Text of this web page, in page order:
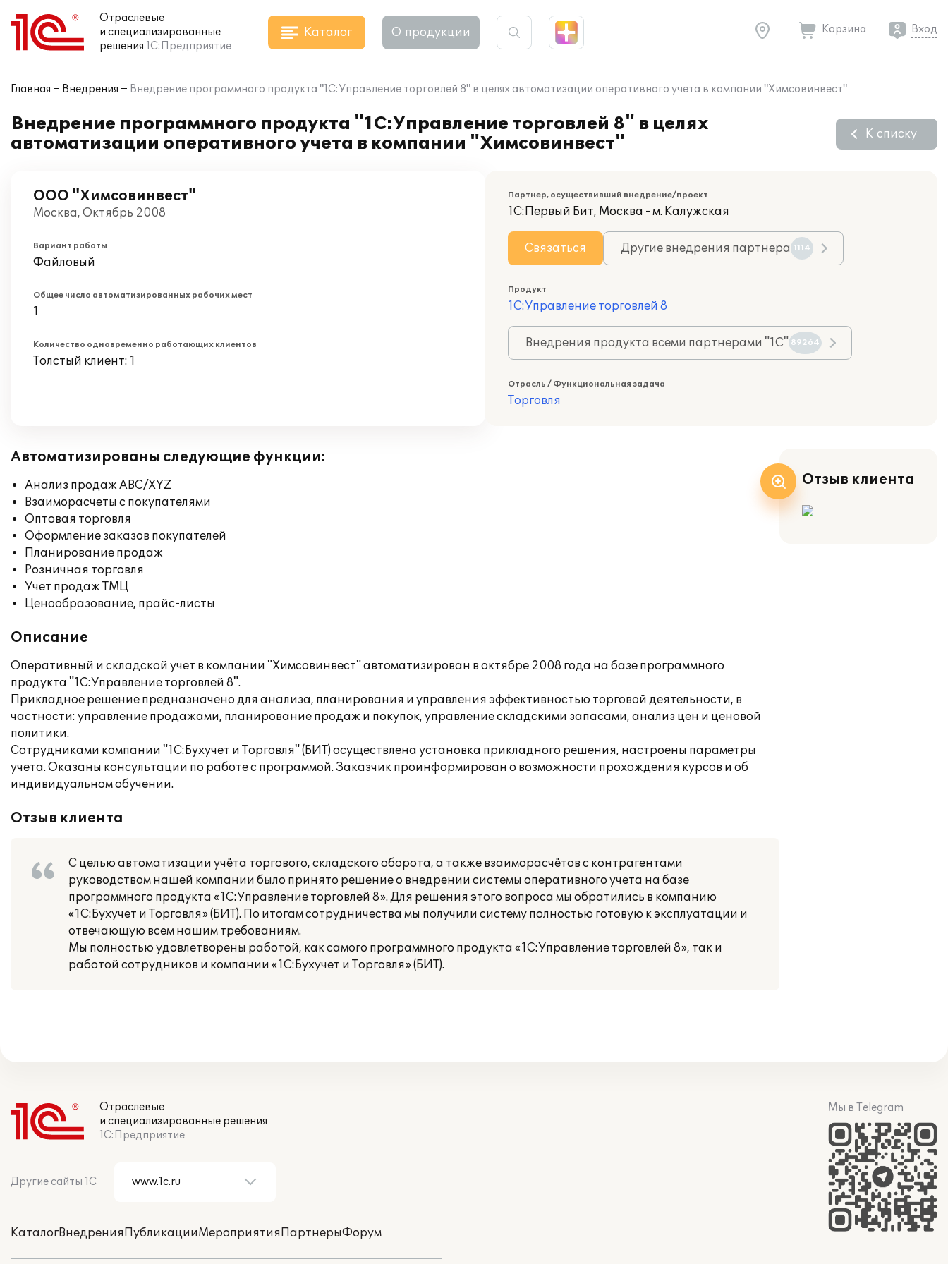
Отраслевые
и специализированные
решения 1С:Предприятие
Каталог О продукции Корзина Вход
Главная Внедрения Внедрение программного продукта "1С:Управление торговлей 8" в целях автоматизации оперативного учета в компании "Химсовинвест"
Внедрение программного продукта "1С:Управление торговлей 8" в целях
автоматизации оперативного учета в компании "Химсовинвест"
К списку
ООО "Химсовинвест"
Москва, Октябрь 2008
Вариант работы
Файловый
Общее число автоматизированных рабочих мест
1
Количество одновременно работающих клиентов
Толстый клиент: 1
Партнер, осуществивший внедрение/проект
1С:Первый Бит, Москва - м. Калужская
Связаться Другие внедрения партнера 1114
Продукт
1С:Управление торговлей 8
Внедрения продукта всеми партнерами "1С" 89264
Отрасль / Функциональная задача
Торговля
Автоматизированы следующие функции:
Анализ продаж ABC/XYZ
Взаиморасчеты с покупателями
Оптовая торговля
Оформление заказов покупателей
Планирование продаж
Розничная торговля
Учет продаж ТМЦ
Ценообразование, прайс-листы
Описание
Оперативный и складской учет в компании "Химсовинвест" автоматизирован в октябре 2008 года на базе программного
продукта "1С:Управление торговлей 8".
Прикладное решение предназначено для анализа, планирования и управления эффективностью торговой деятельности, в
частности: управление продажами, планирование продаж и покупок, управление складскими запасами, анализ цен и ценовой
политики.
Сотрудниками компании "1С:Бухучет и Торговля" (БИТ) осуществлена установка прикладного решения, настроены параметры
учета. Оказаны консультации по работе с программой. Заказчик проинформирован о возможности прохождения курсов и об
индивидуальном обучении.
Отзыв клиента
С целью автоматизации учёта торгового, складского оборота, а также взаиморасчётов с контрагентами
руководством нашей компании было принято решение о внедрении системы оперативного учета на базе
программного продукта «1С:Управление торговлей 8». Для решения этого вопроса мы обратились в компанию
«1С:Бухучет и Торговля» (БИТ). По итогам сотрудничества мы получили систему полностью готовую к эксплуатации и
отвечающую всем нашим требованиям.
Мы полностью удовлетворены работой, как самого программного продукта «1С:Управление торговлей 8», так и
работой сотрудников и компании «1С:Бухучет и Торговля» (БИТ).
Отзыв клиента
Отраслевые
и специализированные решения
1С:Предприятие
Другие сайты 1С
КаталогВнедренияПубликацииМероприятияПартнерыФорум
Мы в Telegram